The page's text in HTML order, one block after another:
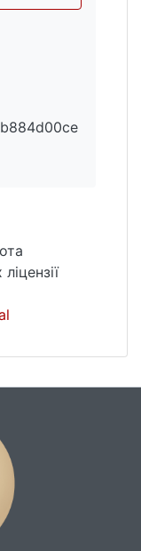
для
одного із
до зупинки
(відмова в
цінності
України»,